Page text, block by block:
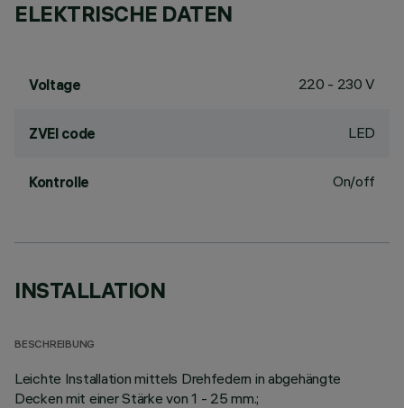
ELEKTRISCHE DATEN
Voltage 220 - 230 V
ZVEI code LED
Kontrolle On/off
INSTALLATION
BESCHREIBUNG
Leichte Installation mittels Drehfedern in abgehängte
Decken mit einer Stärke von 1 - 25 mm.;